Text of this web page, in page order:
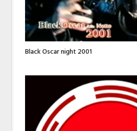
Black Oscar night 2001